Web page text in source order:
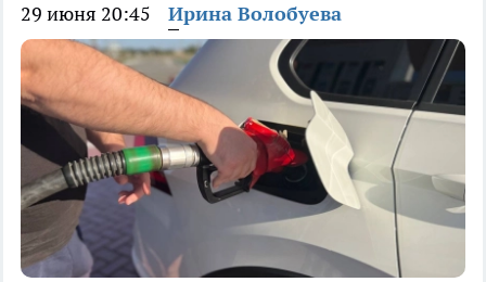
29 июня 20:45 Ирина Волобуева